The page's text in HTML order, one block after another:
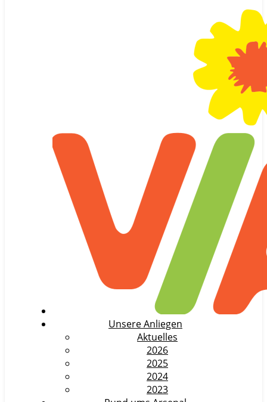
Unsere Anliegen
Aktuelles
2026
2025
2024
2023